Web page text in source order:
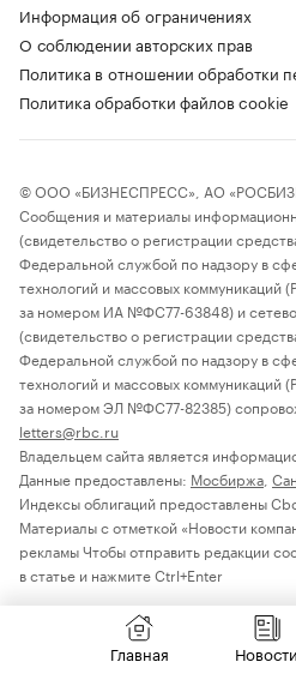
Информация об ограничениях
О соблюдении авторских прав
Политика в отношении обработки
Политика обработки файлов cookie
© ООО «БИЗНЕСПРЕСС», АО
Сообщения и материалы
(свидетельство о регистрации
Федеральной службой по надзору в
технологий и массовых коммуникаций
за номером ИА №ФС77-63848) и
(свидетельство о регистрации
Федеральной службой по надзору в
технологий и массовых коммуникаций
за номером ЭЛ №ФС77-82385)
letters@rbc.ru
Владельцем сайта является
Данные предоставлены: Мосбиржа
Индексы облигаций предоставлены
Материалы с отметкой «Новости
рекламы Чтобы отправить редакции
в статье и нажмите Ctrl+Enter
Главная Новости